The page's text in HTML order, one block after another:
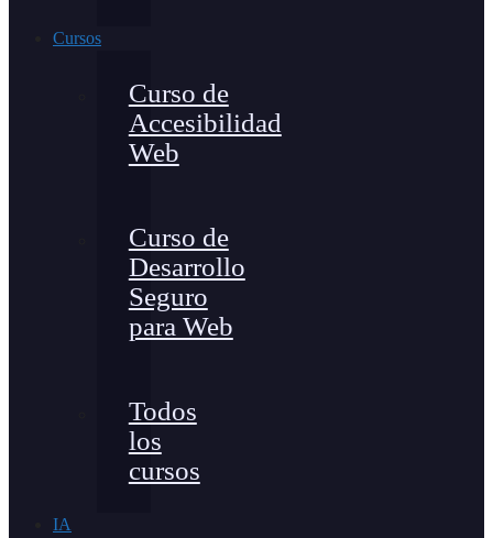
Cursos
Curso de
Accesibilidad
Web
Curso de
Desarrollo
Seguro
para Web
Todos
los
cursos
IA